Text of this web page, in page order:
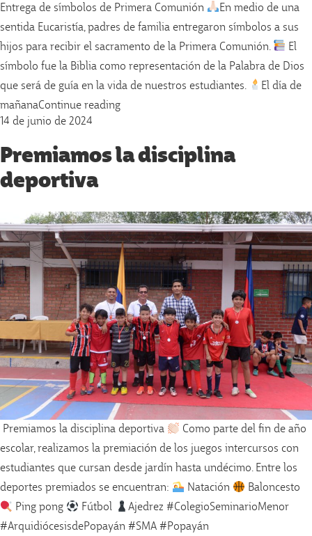
Entrega de símbolos de Primera Comunión
En medio de una
sentida Eucaristía, padres de familia entregaron símbolos a sus
hijos para recibir el sacramento de la Primera Comunión.
El
símbolo fue la Biblia como representación de la Palabra de Dios
que será de guía en la vida de nuestros estudiantes.
El día de
mañanaContinue reading«Entrega de símbolos de Primera
14 de junio de 2024
Premiamos la disciplina
deportiva
Premiamos la disciplina deportiva
Como parte del fin de año
escolar, realizamos la premiación de los juegos intercursos con
estudiantes que cursan desde jardín hasta undécimo. Entre los
deportes premiados se encuentran:
Natación
Baloncesto
Ping pong
Fútbol
Ajedrez #ColegioSeminarioMenor
#ArquidiócesisdePopayán #SMA #Popayán